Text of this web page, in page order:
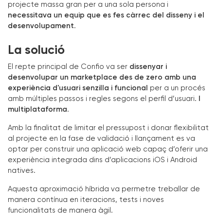
projecte massa gran per a una sola persona i
necessitava un equip que es fes càrrec del disseny i el
desenvolupament.
La solució
El repte principal de Confio va ser dissenyar i
desenvolupar un marketplace des de zero amb una
experiència d'usuari senzilla i funcional
per a un procés
amb múltiples passos i regles segons el perfil d’usuari.
multiplataforma.
Amb la finalitat de limitar el pressupost i donar flexibilitat
al projecte en la fase de validació i llançament es va
optar per construir una aplicació web capaç d’oferir una
experiència integrada dins d’aplicacions iOS i Android
natives.
Aquesta aproximació híbrida va permetre treballar de
manera contínua en iteracions, tests i noves
funcionalitats de manera àgil.